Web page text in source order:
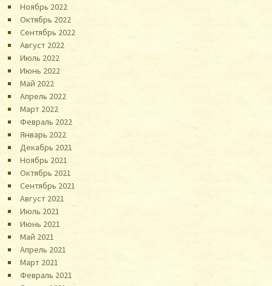
Ноябрь 2022
Октябрь 2022
Сентябрь 2022
Август 2022
Июль 2022
Июнь 2022
Май 2022
Апрель 2022
Март 2022
Февраль 2022
Январь 2022
Декабрь 2021
Ноябрь 2021
Октябрь 2021
Сентябрь 2021
Август 2021
Июль 2021
Июнь 2021
Май 2021
Апрель 2021
Март 2021
Февраль 2021